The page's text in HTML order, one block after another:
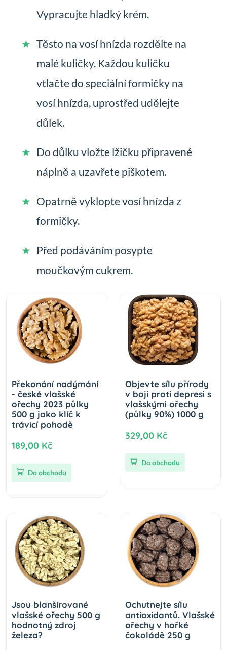
Vypracujte hladký krém.
Těsto na vosí hnízda rozdělte na
malé kuličky. Každou kuličku
vtlačte do speciální formičky na
vosí hnízda, uprostřed udělejte
důlek.
Do důlku vložte lžičku připravené
náplně a uzavřete piškotem.
Opatrně vyklopte vosí hnízda z
formičky.
Před podáváním posypte
moučkovým cukrem.
Překonání nadýmání
- české vlašské
ořechy 2023 půlky
500 g jako klíč k
trávicí pohodě
189,00 Kč
Do obchodu
Objevte sílu přírody
v boji proti depresi s
vlašskými ořechy
(půlky 90%) 1000 g
329,00 Kč
Do obchodu
Jsou blanšírované
vlašské ořechy 500 g
hodnotný zdroj
železa?
Ochutnejte sílu
antioxidantů. Vlašské
ořechy v hořké
čokoládě 250 g